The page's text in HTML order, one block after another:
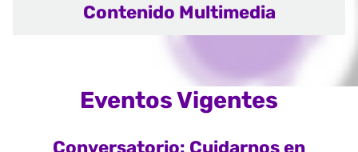
Contenido Multimedia
Eventos Vigentes
Conversatorio: Cuidarnos en